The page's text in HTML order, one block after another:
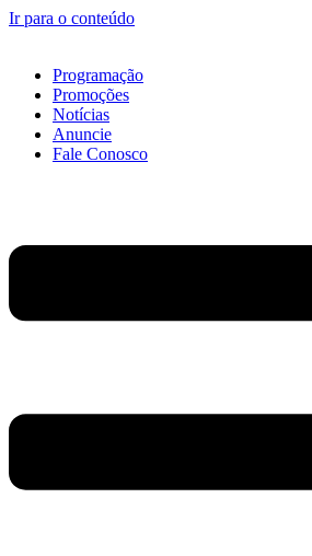
Ir para o conteúdo
Programação
Promoções
Notícias
Anuncie
Fale Conosco